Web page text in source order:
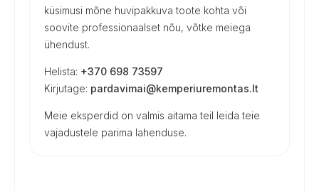
küsimusi mõne huvipakkuva toote kohta või
soovite professionaalset nõu, võtke meiega
ühendust.
Helista: +370 698 73597
Kirjutage: pardavimai@kemperiuremontas.lt
Meie eksperdid on valmis aitama teil leida teie
vajadustele parima lahenduse.